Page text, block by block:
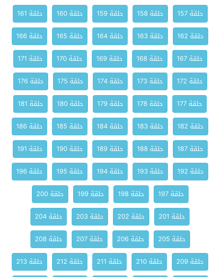
حلقة 157 حلقة 158 حلقة 159 حلقة 160
حلقة 161
حلقة 162
حلقة 163 حلقة 164 حلقة 165
حلقة 166
حلقة 167
حلقة 168 حلقة 169 حلقة 170
حلقة 171
حلقة 172
حلقة 173 حلقة 174 حلقة 175
حلقة 176
حلقة 177
حلقة 178 حلقة 179 حلقة 180
حلقة 181
حلقة 182
حلقة 183 حلقة 184 حلقة 185
حلقة 186
حلقة 187
حلقة 188 حلقة 189 حلقة 190
حلقة 191
حلقة 192
حلقة 193 حلقة 194 حلقة 195
حلقة 196
حلقة 197
حلقة 198 حلقة 199
حلقة 200
حلقة 201
حلقة 202 حلقة 203
حلقة 204
حلقة 205
حلقة 206 حلقة 207
حلقة 208
حلقة 209
حلقة 210 حلقة 211 حلقة 212
حلقة 213